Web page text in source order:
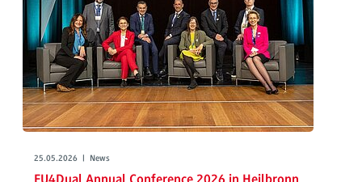
25.05.2026 | News